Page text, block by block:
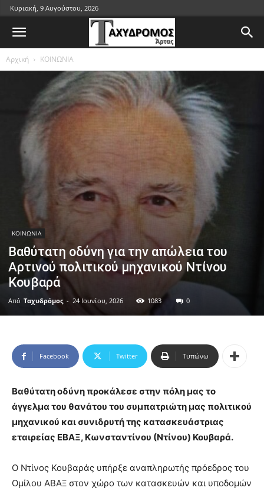
Κυριακή, 9 Αυγούστου, 2026
Αρχική ΚΟΙΝΩΝΙΑ
ΚΟΙΝΩΝΙΑ
Βαθύτατη οδύνη για την απώλεια του
Αρτινού πολιτικού μηχανικού Ντίνου
Κουβαρά
Από Ταχυδρόμος - 24 Ιουνίου, 2026 1083 0
Facebook Twitter Τυπώνω
Βαθύτατη οδύνη προκάλεσε στην πόλη μας το
άγγελμα του θανάτου του συμπατριώτη μας πολιτικού
μηχανικού και συνιδρυτή της κατασκευάστριας
εταιρείας ΕΒΑΞ, Κωνσταντίνου (Ντίνου) Κουβαρά.
Ο Ντίνος Κουβαράς υπήρξε αναπληρωτής πρόεδρος του
Ομίλου ΑΒΑΞ στον χώρο των κατασκευών και υποδομών